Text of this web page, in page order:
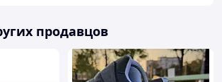
продавцов